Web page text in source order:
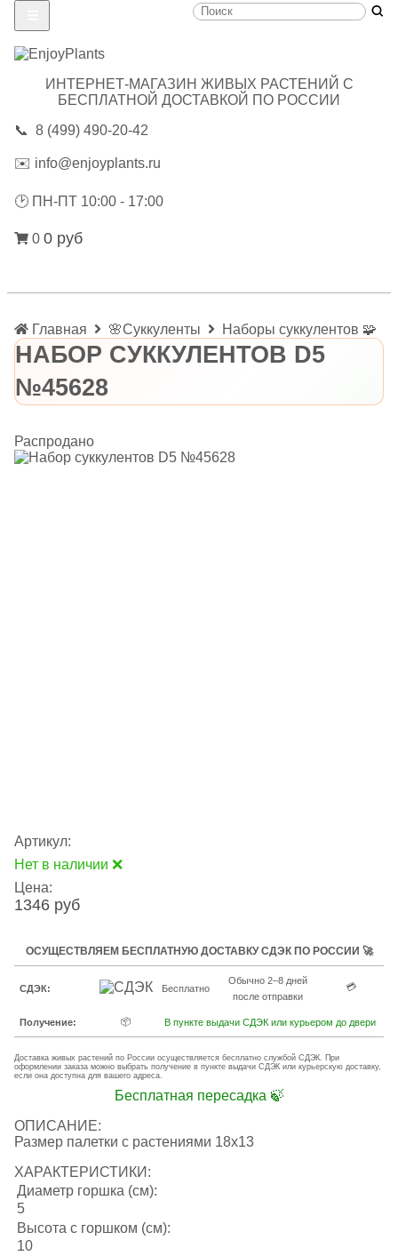
ИНТЕРНЕТ-МАГАЗИН ЖИВЫХ РАСТЕНИЙ С
БЕСПЛАТНОЙ ДОСТАВКОЙ ПО РОССИИ
📞 8 (499) 490-20-42
✉️ info@enjoyplants.ru
🕑 ПН-ПТ 10:00 - 17:00
0 0 руб
Главная 🌸Суккуленты Наборы суккулентов 🧩
НАБОР СУККУЛЕНТОВ D5
№45628
Распродано
Артикул:
Нет в наличии ❌
Цена:
1346 руб
ОСУЩЕСТВЛЯЕМ БЕСПЛАТНУЮ ДОСТАВКУ СДЭК ПО РОССИИ 🚀
СДЭК: Бесплатно
Обычно 2–8 дней
после отправки
💳
Получение: 📦 В пункте выдачи СДЭК или курьером до двери
Доставка живых растений по России осуществляется бесплатно службой СДЭК. При
оформлении заказа можно выбрать получение в пункте выдачи СДЭК или курьерскую доставку,
если она доступна для вашего адреса.
Бесплатная пересадка 🍃
ОПИСАНИЕ:
Размер палетки с растениями 18х13
ХАРАКТЕРИСТИКИ:
Диаметр горшка (см):
5
Высота с горшком (см):
10